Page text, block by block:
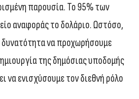
παρουσία. Το 95% των
αναφοράς το δολάριο. Ωστόσο,
δυνατότητα να προχωρήσουμε
της δημόσιας υποδομής
να ενισχύσουμε τον διεθνή ρόλο